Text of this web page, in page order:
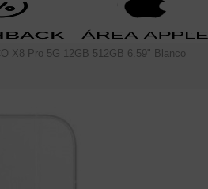
X8 Pro 5G 12GB 512GB 6.59" Blanco